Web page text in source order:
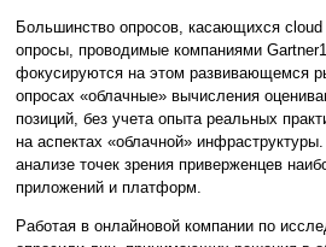
Большинство опросов, касающихся
опросы, проводимые компаниями
фокусируются на этом развивающемся
опросах «облачные» вычисления
позиций, без учета опыта реальных
на аспектах «облачной»
анализе точек зрения приверженцев
приложений и платформ.
Работая в онлайновой компании по